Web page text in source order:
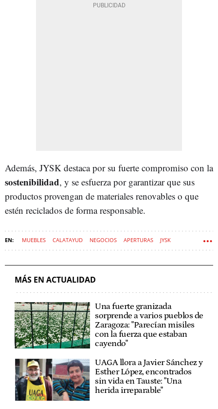
Además, JYSK destaca por su fuerte compromiso con la
sostenibilidad, y se esfuerza por garantizar que sus
productos provengan de materiales renovables o que
estén reciclados de forma responsable.
MUEBLES CALATAYUD NEGOCIOS APERTURAS JYSK
MÁS EN ACTUALIDAD
Una fuerte granizada
sorprende a varios pueblos de
Zaragoza: "Parecían misiles
con la fuerza que estaban
cayendo"
UAGA llora a Javier Sánchez y
Esther López, encontrados
sin vida en Tauste: "Una
herida irreparable"